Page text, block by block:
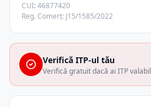
CUI: 46877420
Reg. Comerț: J15/1585/2022
Verifică ITP-ul tău
Verifică gratuit dacă ai ITP valabil